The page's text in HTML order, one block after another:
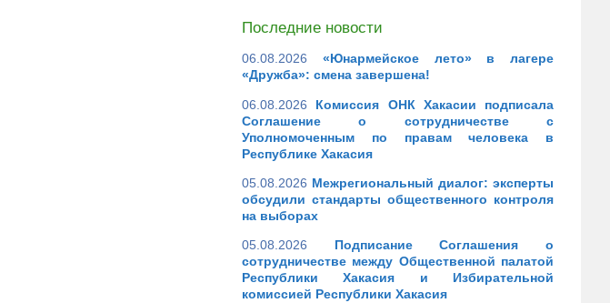
Последние новости
06.08.2026
«Юнармейское лето» в лагере
«Дружба»: смена завершена!
06.08.2026
Комиссия ОНК Хакасии подписала
Соглашение о сотрудничестве с
Уполномоченным по правам человека в
Республике Хакасия
05.08.2026 Межрегиональный диалог: эксперты
обсудили стандарты общественного контроля
на выборах
05.08.2026
Подписание Соглашения о
сотрудничестве между Общественной палатой
Республики Хакасия и Избирательной
комиссией Республики Хакасия